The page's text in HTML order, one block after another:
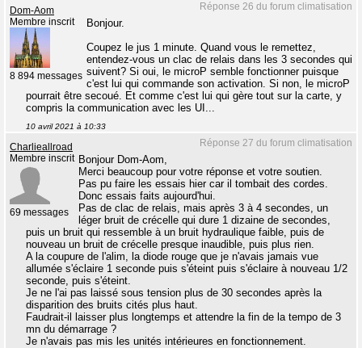
Réponse 26 du forum climatisation
Dom-Aom
Membre inscrit
8 894 messages
Bonjour.
Coupez le jus 1 minute. Quand vous le remettez,
entendez-vous un clac de relais dans les 3 secondes qui
suivent? Si oui, le microP semble fonctionner puisque
c'est lui qui commande son activation. Si non, le microP
pourrait être secoué. Et comme c'est lui qui gère tout sur la carte, y
compris la communication avec les UI...
10 avril 2021 à 10:33
Réponse 27 du forum climatisation
Charlieallroad
Membre inscrit
69 messages
Bonjour Dom-Aom,
Merci beaucoup pour votre réponse et votre soutien.
Pas pu faire les essais hier car il tombait des cordes.
Donc essais faits aujourd'hui.
Pas de clac de relais, mais après 3 à 4 secondes, un
léger bruit de crécelle qui dure 1 dizaine de secondes,
puis un bruit qui ressemble à un bruit hydraulique faible, puis de
nouveau un bruit de crécelle presque inaudible, puis plus rien.
A la coupure de l'alim, la diode rouge que je n'avais jamais vue
allumée s'éclaire 1 seconde puis s'éteint puis s'éclaire à nouveau 1/2
seconde, puis s'éteint.
Je ne l'ai pas laissé sous tension plus de 30 secondes après la
disparition des bruits cités plus haut.
Faudrait-il laisser plus longtemps et attendre la fin de la tempo de 3
mn du démarrage ?
Je n'avais pas mis les unités intérieures en fonctionnement.